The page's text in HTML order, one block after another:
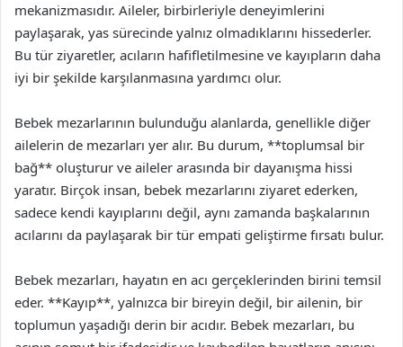
mekanizmasıdır. Aileler, birbirleriyle deneyimlerini
paylaşarak, yas sürecinde yalnız olmadıklarını hissederler.
Bu tür ziyaretler, acıların hafifletilmesine ve kayıpların daha
iyi bir şekilde karşılanmasına yardımcı olur.
Bebek mezarlarının bulunduğu alanlarda, genellikle diğer
ailelerin de mezarları yer alır. Bu durum, **toplumsal bir
bağ** oluşturur ve aileler arasında bir dayanışma hissi
yaratır. Birçok insan, bebek mezarlarını ziyaret ederken,
sadece kendi kayıplarını değil, aynı zamanda başkalarının
acılarını da paylaşarak bir tür empati geliştirme fırsatı bulur.
Bebek mezarları, hayatın en acı gerçeklerinden birini temsil
eder. **Kayıp**, yalnızca bir bireyin değil, bir ailenin, bir
toplumun yaşadığı derin bir acıdır. Bebek mezarları, bu